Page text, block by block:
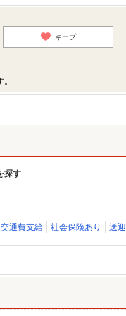
キープ
探す
交通費支給 社会保険あり 送